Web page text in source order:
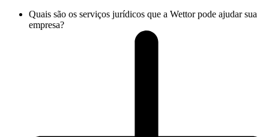
Quais são os serviços jurídicos que a Wettor pode ajudar sua
empresa?